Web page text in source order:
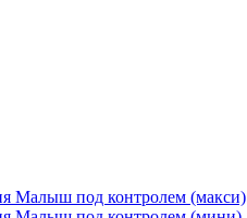
Малыш под контролем (макси)